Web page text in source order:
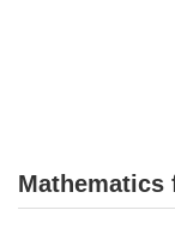
Mathematics